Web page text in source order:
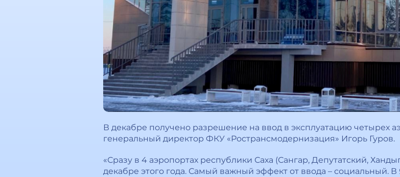
В декабре получено разрешение на ввод в эксплуатацию четырех
генеральный директор ФКУ «Ространсмодернизация» Игорь Гуров.
«Сразу в 4 аэропортах республики Саха (Сангар, Депутатский,
декабре этого года. Самый важный эффект от ввода – социальный.